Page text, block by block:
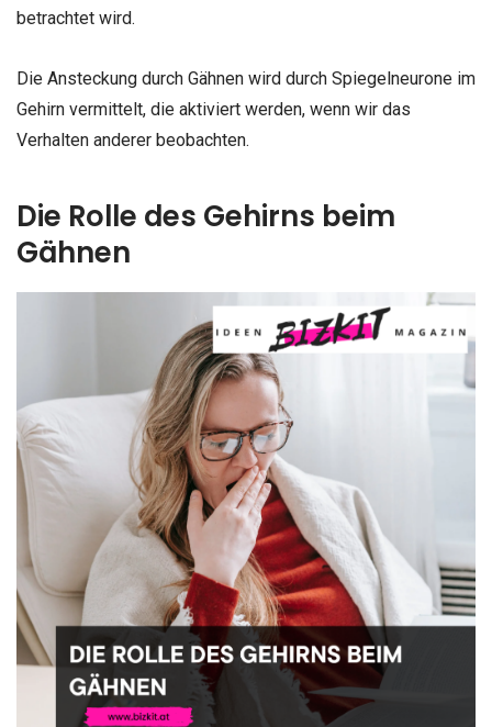
betrachtet wird.
Die Ansteckung durch Gähnen wird durch Spiegelneurone im
Gehirn vermittelt, die aktiviert werden, wenn wir das
Verhalten anderer beobachten.
Die Rolle des Gehirns beim
Gähnen